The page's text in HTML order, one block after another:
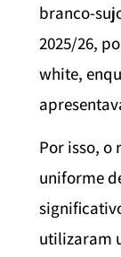
branco-
2025/26,
white,
Por isso, o
uniforme
utilizaram